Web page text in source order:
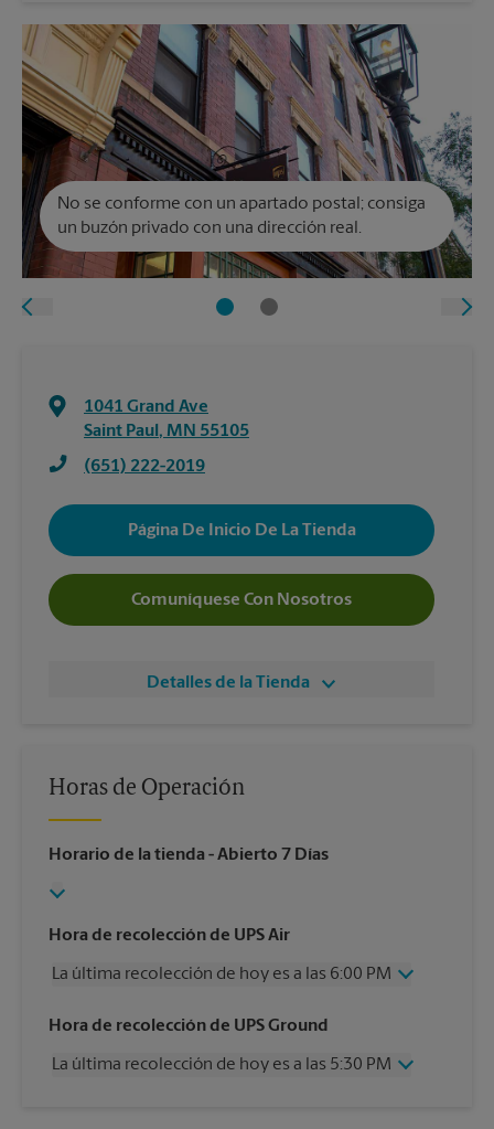
No se conforme con un apartado postal; consiga
un buzón privado con una dirección real.
1041 Grand Ave
Saint Paul , MN 55105
(651) 222-2019
Página De Inicio De La Tienda
Comuníquese Con Nosotros
Detalles de la Tienda
Horas de Operación
Horario de la tienda - Abierto 7 Días
Hora de recolección de UPS Air
La última recolección de hoy es a las 6:00 PM
Miércoles
6:00 PM
Viernes
6:00 PM
Hora de recolección de UPS Ground
La última recolección de hoy es a las 5:30 PM